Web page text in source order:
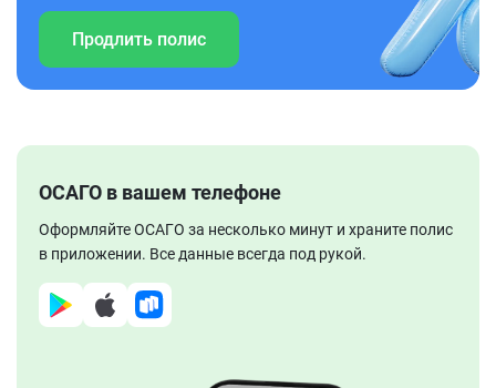
Продлить полис
ОСАГО в вашем телефоне
Оформляйте ОСАГО за несколько минут и храните полис
в приложении. Все данные всегда под рукой.